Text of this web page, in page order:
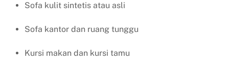
Sofa kulit sintetis atau asli
Sofa kantor dan ruang tunggu
Kursi makan dan kursi tamu